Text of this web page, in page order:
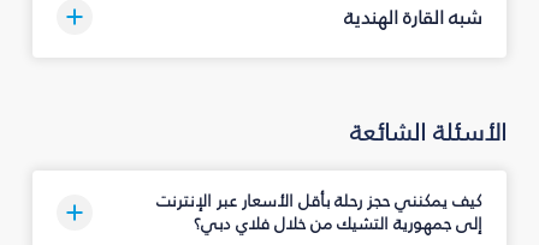
شبه القارة الهندية
الأسئلة الشائعة
كيف يمكنني حجز رحلة بأقل الأسعار عبر الإنترنت
إلى جمهورية التشيك من خلال فلاي دبي؟